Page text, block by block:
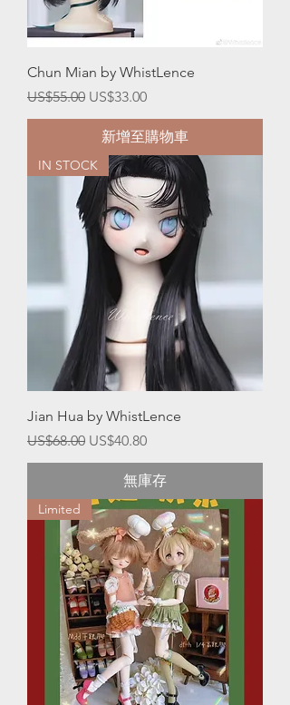
Chun Mian by WhistLence
一般價格
US$55.00 促銷價格
US$33.00
新增至購物車
IN STOCK
Jian Hua by WhistLence
一般價格
US$68.00 促銷價格
US$40.80
無庫存
Limited